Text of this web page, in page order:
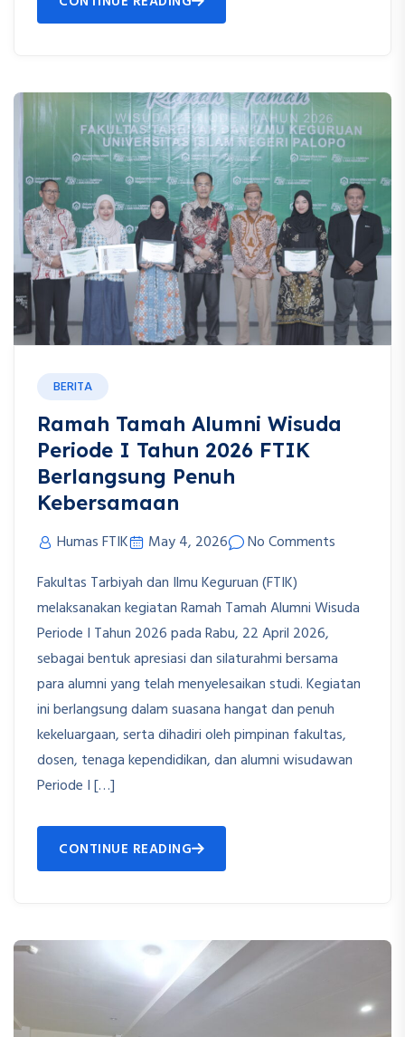
BERITA
Ramah Tamah Alumni Wisuda
Periode I Tahun 2026 FTIK
Berlangsung Penuh
Kebersamaan
Humas FTIK May 4, 2026
No Comments
Fakultas Tarbiyah dan Ilmu Keguruan (FTIK)
melaksanakan kegiatan Ramah Tamah Alumni Wisuda
Periode I Tahun 2026 pada Rabu, 22 April 2026,
sebagai bentuk apresiasi dan silaturahmi bersama
para alumni yang telah menyelesaikan studi. Kegiatan
ini berlangsung dalam suasana hangat dan penuh
kekeluargaan, serta dihadiri oleh pimpinan fakultas,
dosen, tenaga kependidikan, dan alumni wisudawan
Periode I […]
CONTINUE READING